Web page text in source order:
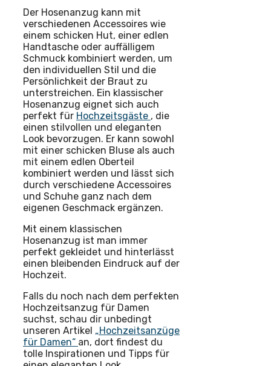
Der Hosenanzug kann mit
verschiedenen Accessoires wie
einem schicken Hut, einer edlen
Handtasche oder auffälligem
Schmuck kombiniert werden, um
den individuellen Stil und die
Persönlichkeit der Braut zu
unterstreichen. Ein klassischer
Hosenanzug eignet sich auch
perfekt für Hochzeitsgäste , die
einen stilvollen und eleganten
Look bevorzugen. Er kann sowohl
mit einer schicken Bluse als auch
mit einem edlen Oberteil
kombiniert werden und lässt sich
durch verschiedene Accessoires
und Schuhe ganz nach dem
eigenen Geschmack ergänzen.
Mit einem klassischen
Hosenanzug ist man immer
perfekt gekleidet und hinterlässt
einen bleibenden Eindruck auf der
Hochzeit.
Falls du noch nach dem perfekten
Hochzeitsanzug für Damen
suchst, schau dir unbedingt
unseren Artikel „Hochzeitsanzüge
für Damen“ an, dort findest du
tolle Inspirationen und Tipps für